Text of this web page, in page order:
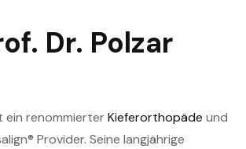
Dr. Polzar
ein renommierterKieferorthopäde und
Provider. Seine langjährige